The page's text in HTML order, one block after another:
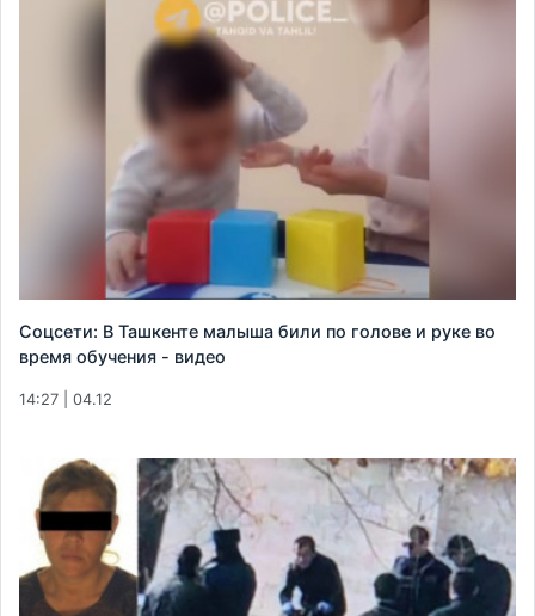
Соцсети: В Ташкенте малыша били по голове и руке во
время обучения - видео
14:27 | 04.12